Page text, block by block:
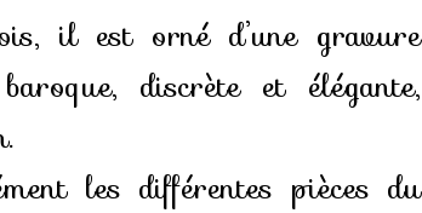
il est orné d’une gravure
discrète et élégante,
les différentes pièces du